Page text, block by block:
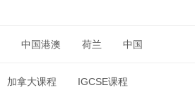
中国港澳 荷兰 中国
加拿大课程 IGCSE课程